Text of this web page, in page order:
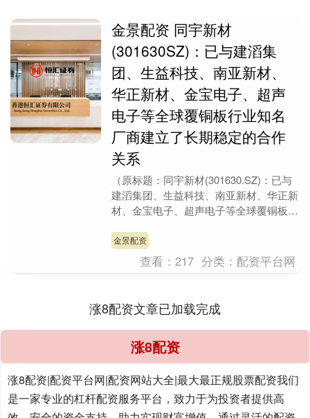
金景配资 同宇新材
(301630SZ)：已与建滔集
团、生益科技、南亚新材、
华正新材、金宝电子、超声
电子等全球覆铜板行业知名
厂商建立了长期稳定的合作
关系
（原标题：同宇新材(301630.SZ)：已与
建滔集团、生益科技、南亚新材、华正新
材、金宝电子、超声电子等全球覆铜板行
格隆....
金景配资
查看：217 分类： 配资平台网
涨8配资文章已加载完成
涨8配资
涨8配资|配资平台网|配资网站大全|最大最正规股票配资我们
是一家专业的杠杆配资服务平台，致力于为投资者提供高